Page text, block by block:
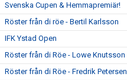
Svenska Cupen & Hemmapremiär!
Röster från di röe - Bertil Karlsson
IFK Ystad Open
Röster från di Röe - Lowe Knutsson
Röster från di Röe - Fredrik Petersen